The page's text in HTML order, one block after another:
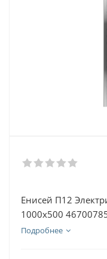
Енисей П12
1000х500
Подробнее